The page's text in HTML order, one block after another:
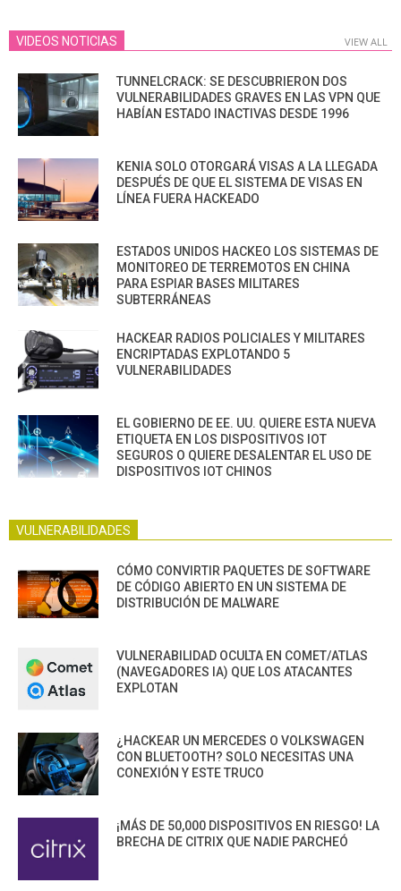
VIDEOS NOTICIAS VIEW ALL
TUNNELCRACK: SE DESCUBRIERON DOS
VULNERABILIDADES GRAVES EN LAS VPN QUE
HABÍAN ESTADO INACTIVAS DESDE 1996
KENIA SOLO OTORGARÁ VISAS A LA LLEGADA
DESPUÉS DE QUE EL SISTEMA DE VISAS EN
LÍNEA FUERA HACKEADO
ESTADOS UNIDOS HACKEO LOS SISTEMAS DE
MONITOREO DE TERREMOTOS EN CHINA
PARA ESPIAR BASES MILITARES
SUBTERRÁNEAS
HACKEAR RADIOS POLICIALES Y MILITARES
ENCRIPTADAS EXPLOTANDO 5
VULNERABILIDADES
EL GOBIERNO DE EE. UU. QUIERE ESTA NUEVA
ETIQUETA EN LOS DISPOSITIVOS IOT
SEGUROS O QUIERE DESALENTAR EL USO DE
DISPOSITIVOS IOT CHINOS
VULNERABILIDADES
CÓMO CONVIRTIR PAQUETES DE SOFTWARE
DE CÓDIGO ABIERTO EN UN SISTEMA DE
DISTRIBUCIÓN DE MALWARE
VULNERABILIDAD OCULTA EN COMET/ATLAS
(NAVEGADORES IA) QUE LOS ATACANTES
EXPLOTAN
¿HACKEAR UN MERCEDES O VOLKSWAGEN
CON BLUETOOTH? SOLO NECESITAS UNA
CONEXIÓN Y ESTE TRUCO
¡MÁS DE 50,000 DISPOSITIVOS EN RIESGO! LA
BRECHA DE CITRIX QUE NADIE PARCHEÓ